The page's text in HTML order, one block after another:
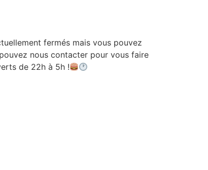
fermés mais vous pouvez
nous contacter pour vous faire
de 22h à 5h !